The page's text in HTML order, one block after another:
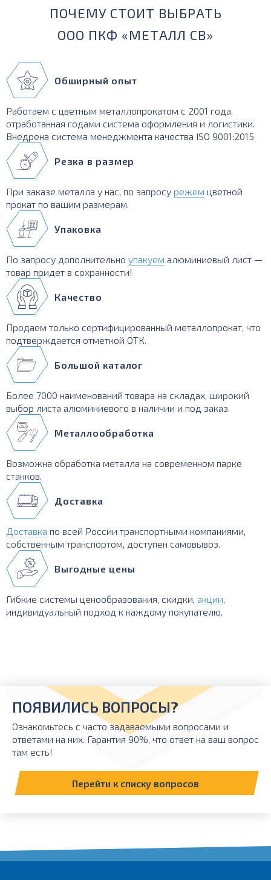
ПОЧЕМУ СТОИТ ВЫБРАТЬ
ООО ПКФ «МЕТАЛЛ СВ»
Обширный опыт
Работаем с цветным металлопрокатом с 2001 года,
отработанная годами система оформления и логистики.
Внедрена система менеджмента качества ISO 9001:2015
Резка в размер
При заказе металла у нас, по запросу режем цветной
прокат по вашим размерам.
Упаковка
По запросу дополнительно упакуем алюминиевый лист —
товар придет в сохранности!
Качество
Продаем только сертифицированный металлопрокат, что
подтверждается отметкой ОТК.
Большой каталог
Более 7000 наименований товара на складах, широкий
выбор листа алюминиевого в наличии и под заказ.
Металлообработка
Возможна обработка металла на современном парке
станков.
Доставка
Доставка по всей России транспортными компаниями,
собственным транспортом, доступен самовывоз.
Выгодные цены
Гибкие системы ценообразования, скидки, акции,
индивидуальный подход к каждому покупателю.
ПОЯВИЛИСЬ ВОПРОСЫ?
Ознакомьтесь с часто задаваемыми вопросами и
ответами на них. Гарантия 90%, что ответ на ваш вопрос
там есть!
Перейти к списку вопросов